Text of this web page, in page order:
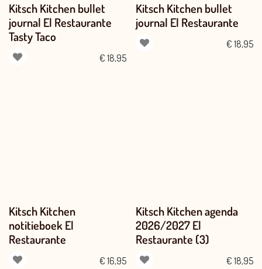
Kitsch Kitchen bullet
journal El Restaurante
Tasty Taco
€ 18,95
Kitsch Kitchen bullet
journal El Restaurante
€ 18,95
Kitsch Kitchen
notitieboek El
Restaurante
€ 16,95
Kitsch Kitchen agenda
2026/2027 El
Restaurante (3)
€ 18,95